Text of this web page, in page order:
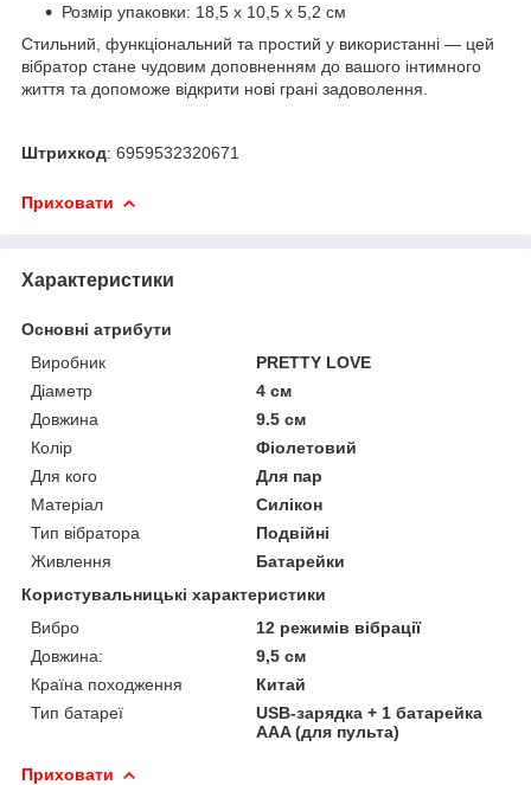
Розмір упаковки: 18,5 x 10,5 x 5,2 см
Стильний, функціональний та простий у використанні — цей
вібратор стане чудовим доповненням до вашого інтимного
життя та допоможе відкрити нові грані задоволення.
Штрихкод: 6959532320671
Приховати
Характеристики
Основні атрибути
Виробник
PRETTY LOVE
Діаметр
4 см
Довжина
9.5 см
Колір
Фіолетовий
Для кого
Для пар
Матеріал
Силікон
Тип вібратора
Подвійні
Живлення
Батарейки
Користувальницькі характеристики
Вибро
12 режимів вібрації
Довжина:
9,5 см
Країна походження
Китай
Тип батареї
USB-зарядка + 1 батарейка
AAA (для пульта)
Приховати